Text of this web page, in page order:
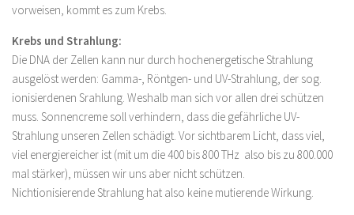
vorweisen, kommt es zum Krebs.
Krebs und Strahlung:
Die DNA der Zellen kann nur durch hochenergetische Strahlung
ausgelöst werden: Gamma-, Röntgen- und UV-Strahlung, der sog.
ionisierdenen Srahlung. Weshalb man sich vor allen drei schützen
muss. Sonnencreme soll verhindern, dass die gefährliche UV-
Strahlung unseren Zellen schädigt. Vor sichtbarem Licht, dass viel,
viel energiereicher ist (mit um die 400 bis 800 THz also bis zu 800.000
mal stärker), müssen wir uns aber nicht schützen.
Nichtionisierende Strahlung hat also keine mutierende Wirkung.